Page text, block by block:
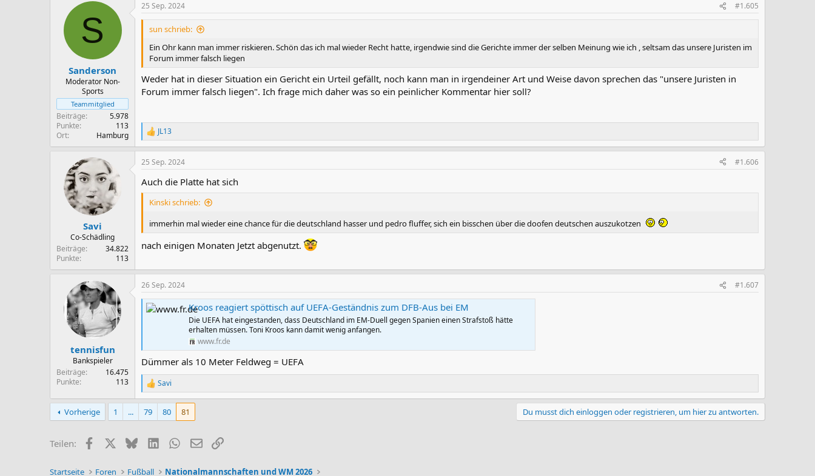
S
Sanderson
Moderator Non-
Sports
Teammitglied
Beiträge
5.978
Punkte
113
Ort
Hamburg
25 Sep. 2024 #1.605
sun schrieb:
Ein Ohr kann man immer riskieren. Schön das ich mal wieder Recht hatte, irgendwie sind die Gerichte immer der selben Meinung wie ich , seltsam das unsere Juristen im
Forum immer falsch liegen
Weder hat in dieser Situation ein Gericht ein Urteil gefällt, noch kann man in irgendeiner Art und Weise davon sprechen das "unsere Juristen in
Forum immer falsch liegen". Ich frage mich daher was so ein peinlicher Kommentar hier soll?
R
e
a
k
i
o
:
JL13
Savi
Co-Schädling
Beiträge
34.822
Punkte
113
25 Sep. 2024 #1.606
Auch die Platte hat sich
Kinski schrieb:
immerhin mal wieder eine chance für die deutschland hasser und pedro fluffer, sich ein bisschen über die doofen deutschen auszukotzen
nach einigen Monaten Jetzt abgenutzt.
tennisfun
Bankspieler
Beiträge
16.475
Punkte
113
26 Sep. 2024 #1.607
Kroos reagiert spöttisch auf UEFA-Geständnis zum DFB-Aus bei EM
Die UEFA hat eingestanden, dass Deutschland im EM-Duell gegen Spanien einen Strafstoß hätte
erhalten müssen. Toni Kroos kann damit wenig anfangen.
www.fr.de
Dümmer als 10 Meter Feldweg = UEFA
R
e
a
k
Savi
Vorherige 1 ... 79 80 81 Du musst dich einloggen oder registrieren, um hier zu antworten.
Teilen: FacebookX (Twitter)
BlueskyLinkedInWhatsApp
E-MailLink
Startseite Foren Fußball Nationalmannschaften und WM 2026